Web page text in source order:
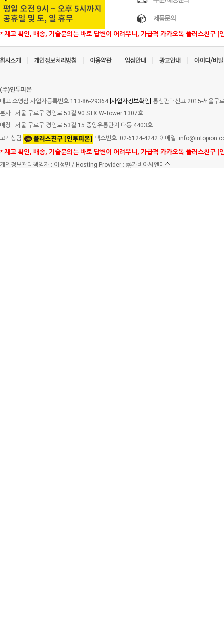
* 재고 확인, 배송, 기술문의는 바로 답변이 어려우니, 가급적 카카오톡 플러스친구 [
(주)인투피온
대표:소영삼 사업자등록번호:113-86-29364 [사업자정보확인] 통신판매신고:2015-서울구
본사 : 서울 구로구 경인로 53길 90 STX W-Tower 1307호
매장 : 서울 구로구 경인로 53길 15 중앙유통단지 다동 4403호
고객상담
팩스번호: 02-6124-4242 이메일:
* 재고 확인, 배송, 기술문의는 바로 답변이 어려우니, 가급적 카카오톡 플러스친구 [
개인정보관리책임자 : 이성민 / Hosting Provider : ㈜가비아씨엔에 스